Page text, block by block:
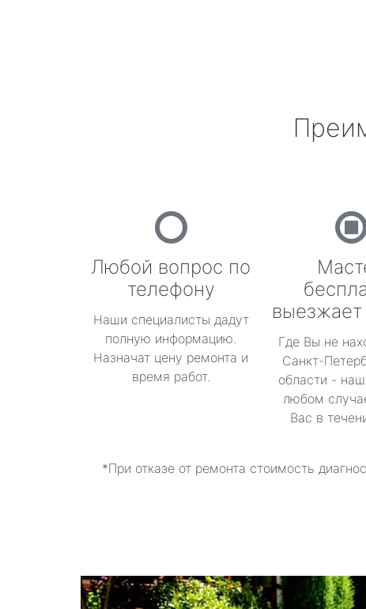
Любой вопрос по
телефону
Наши специалисты дадут
полную информацию.
Назначат цену ремонта и
время работ.
Где Вы не
Санкт-
области -
любом
Вас в
*При отказе от ремонта стоимость